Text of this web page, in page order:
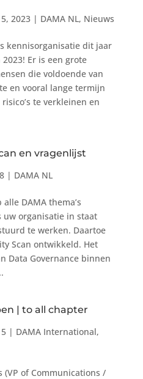
2023| DAMA NL, Nieuws
kennisorganisatie dit jaar
Er is een grote
die voldoende van
en vooral lange termijn
te verkleinen en
en vragenlijst
| DAMA NL
DAMA thema’s
organisatie in staat
te werken. Daartoe
Scan ontwikkeld. Het
Data Governance binnen
| to all chapter
| DAMA International,
(VP of Communications /